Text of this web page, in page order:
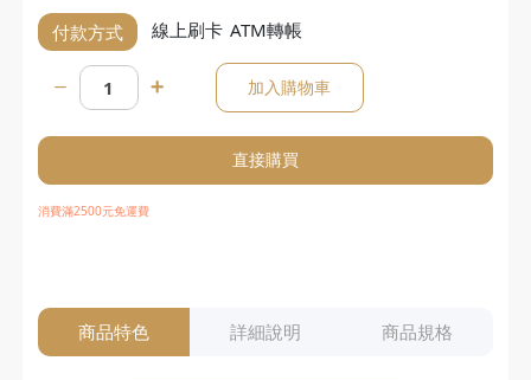
付款方式 線上刷卡 ATM轉帳
加入購物車
直接購買
消費滿2500元免運費
商品特色 詳細說明 商品規格